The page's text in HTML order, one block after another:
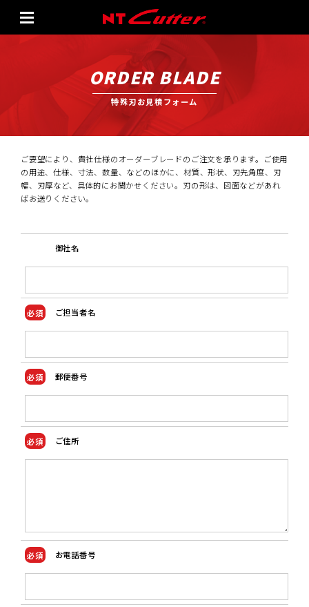
ORDER BLADE
特殊刃お見積フォーム
ご要望により、貴社仕様のオーダーブレードのご注文を承ります。ご使用
の用途、仕様、寸法、数量、などのほかに、材質、形状、刃先角度、刃
幅、刃厚など、具体的にお聞かせください。刃の形は、図面などがあれ
ばお送りください。
御社名
ご担当者名
郵便番号
ご住所
お電話番号